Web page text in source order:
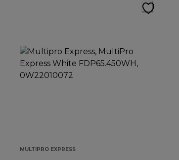
MULTIPRO EXPRESS